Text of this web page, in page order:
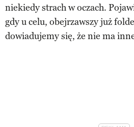
niekiedy strach w oczach.
gdy u celu, obejrzawszy już
dowiadujemy się, że nie ma